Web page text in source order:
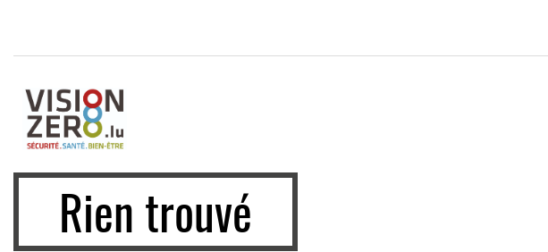
menu
principal
contenu
pied
page
Rien trouvé